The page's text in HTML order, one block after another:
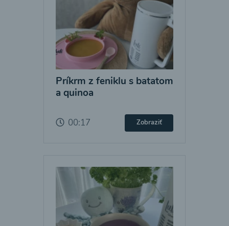
Príkrm z feniklu s batatom
a quinoa
00:17 Zobraziť